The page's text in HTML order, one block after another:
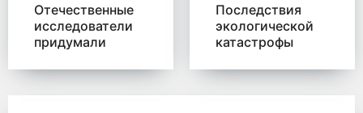
Отечественные
исследователи
придумали
для утилизации
Последствия
экологической
катастрофы
микробы от